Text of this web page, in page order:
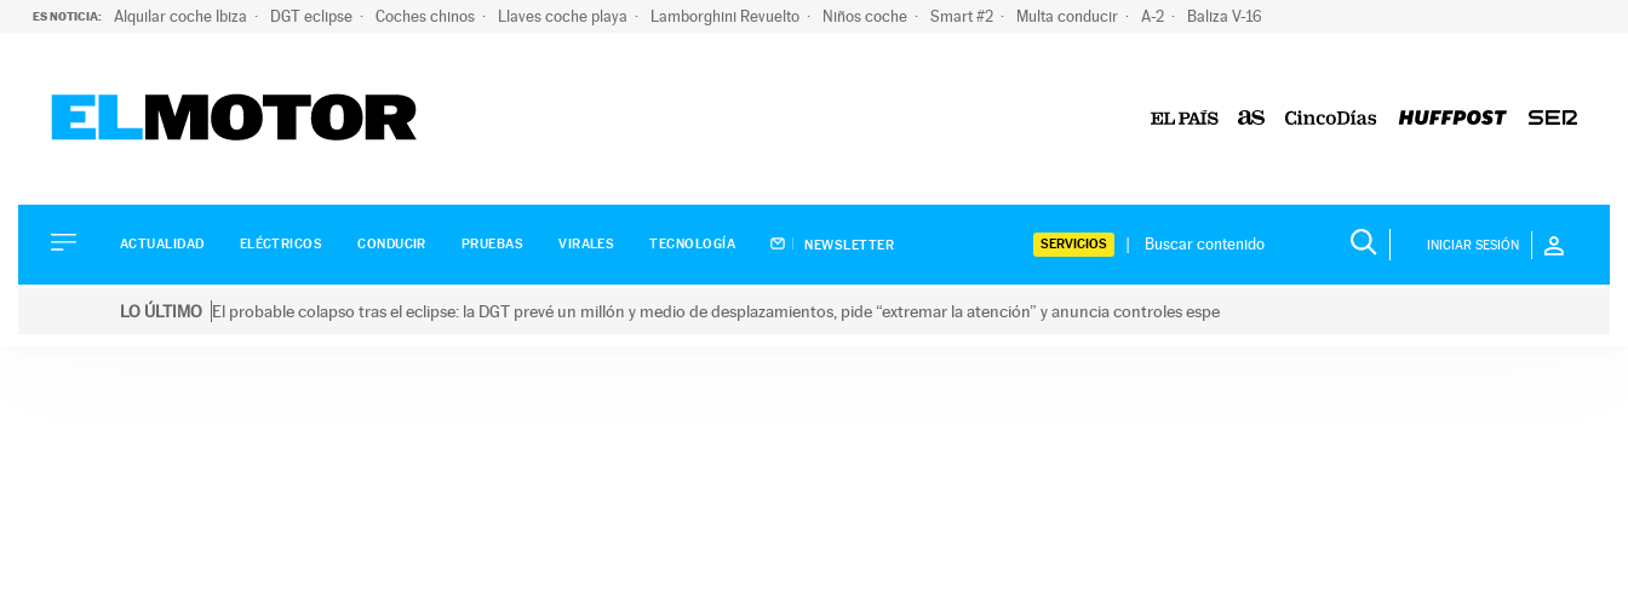
ES NOTICIA: Alquilar coche Ibiza DGT eclipse Coches chinos Llaves coche playa Lamborghini Revuelto Niños coche Smart #2 Multa conducir A-2 Baliza V-16
ELÉCTRICOS
CONDUCIR
ACTUALIDAD ELÉCTRICOS CONDUCIR PRUEBAS VIRALES TECNOLOGÍA NEWSLETTER SERVICIOS INICIAR SESIÓN
LO ÚLTIMO El probable colapso tras el eclipse: la DGT prevé un millón y medio de desplazamientos, pide “extremar la atención” y anuncia controles espe